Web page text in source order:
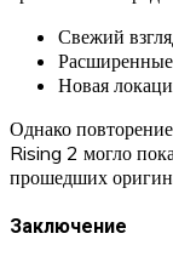
Свежий
Расширенные
Новая
Однако
Rising 2 могло
прошедших
Заключение